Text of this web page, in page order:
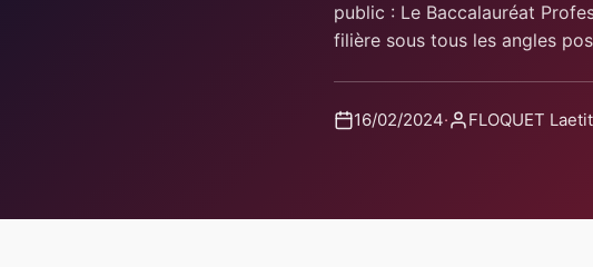
public : Le Baccalauréat
filière sous tous les angles
16/02/2024· FLOQUET